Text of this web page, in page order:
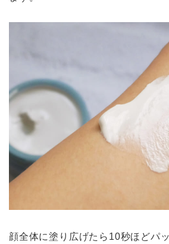
顔全体に塗り広げたら10秒ほどパ